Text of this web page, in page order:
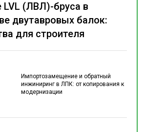
Импортозамещение и обратный
инжиниринг в ЛПК: от копирования к
модернизации
LVL (ЛВЛ)-бруса в
двутавровых балок:
для строителя